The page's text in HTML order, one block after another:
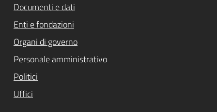
Documenti e dati
Enti e fondazioni
Organi di governo
Personale amministrativo
Politici
Uffici